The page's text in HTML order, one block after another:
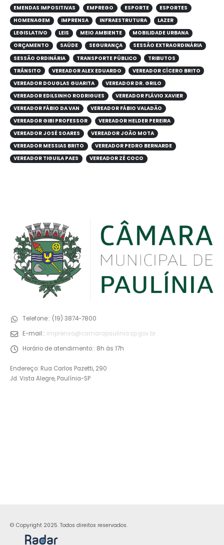
EMENDAS IMPOSITIVAS
EMPREGO ESPORTE
ESPORTES
HOMENAGEM
IMPRENSA INFRAESTRUTURA
LAZER
LEGISLATIVO
LEIS MEIO AMBIENTE
MOBILIDADE URBANA
ORÇAMENTO
SAÚDE SEGURANÇA
SESSÃO EXTRAORDINÁRIA
SESSÃO ORDINÁRIA
TRANSPORTE PÚBLICO
TRIBUTOS
TRÂNSITO
VEREADOR ALEX EDUARDO
VEREADOR CÍCERO BRITO
VEREADOR DOUGLAS GUARITA
VEREADOR DR. GRILO
VEREADOR EDILSINHO RODRIGUES
VEREADOR FLÁVIO XAVIER
VEREADOR FÁBIO DA VAN
VEREADOR FÁBIO VALADÃO
VEREADOR GIBI PROFESSOR
VEREADOR HELDER PEREIRA
VEREADOR JOSÉ SOARES
VEREADOR JOÃO MOTA
VEREADOR MESSIAS BRITO
VEREADOR PEDRO BERNARDE
VEREADOR TIGUILA PAES
VEREADOR ZÉ COCO
Telefone:: (19) 3874-7800
E-mail:: imprensa@camarapaulinia.sp.gov.br
Horário de atendimento:: 8h às 17h
Endereço: Rua Carlos Pazetti, 290
Jd. Vista Alegre, Paulínia-SP
© Copyright 2025. Todos direitos reservados.